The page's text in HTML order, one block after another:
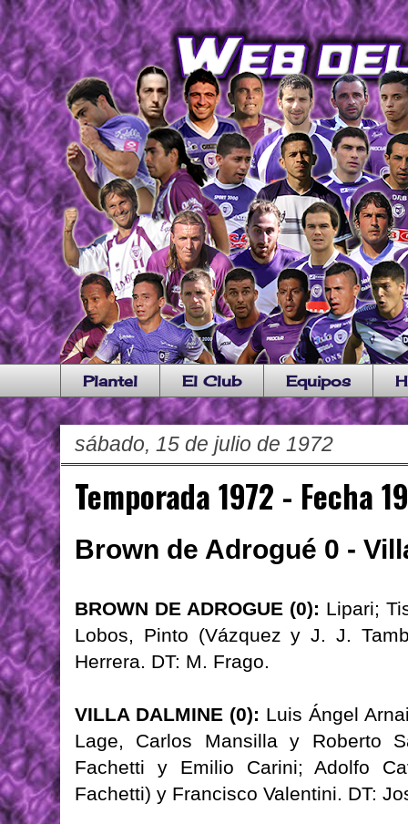
Plantel El Club Equipos
sábado, 15 de julio de 1972
Temporada 1972 - Fecha 19
Brown de Adrogué 0 -
BROWN DE ADROGUE (0): Lipari;
Lobos, Pinto (Vázquez y J. J.
Herrera. DT: M. Frago.
VILLA DALMINE (0): Luis Ángel
Lage, Carlos Mansilla y Roberto
Fachetti y Emilio Carini; Adolfo
Fachetti) y Francisco Valentini. DT: